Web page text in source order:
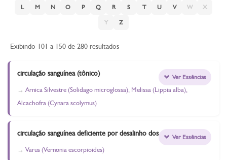
L M N O P Q R S T U V W X
Y Z
Exibindo 101 a 150 de 280 resultados
circulação sanguínea (tônico)
Arnica Silvestre (Solidago microglossa), Melissa (Lippia alba),
Alcachofra (Cynara scolymus)
Ver Essências
circulação sanguínea deficiente por desalinho dos corpos
Varus (Vernonia escorpioides)
Ver Essências